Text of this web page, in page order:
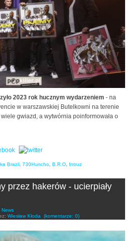
2023 rok hucznym wydarzeniem - na
w warszawskiej Butelkowni na terenie
gwiazd, a wytwórnia poinformowała o
Brazil 730Huncho B.R.O Intruz
przez hakerów - ucierpiały
News
Wiesław Kłoda (komentarze: 0)